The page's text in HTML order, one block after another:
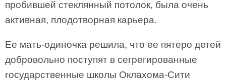
пробившей стеклянный потолок, была очень
активная, плодотворная карьера.
Ее мать-одиночка решила, что ее пятеро детей
добровольно поступят в сегрегированные
государственные школы Оклахома-Сити